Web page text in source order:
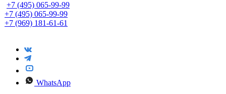
+7 (495) 065-99-99
+7 (495) 065-99-99
+7 (969) 181-61-61
WhatsApp